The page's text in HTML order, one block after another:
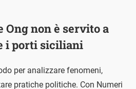
non è servito a
i porti siciliani
per analizzare fenomeni,
pratiche politiche. Con Numeri